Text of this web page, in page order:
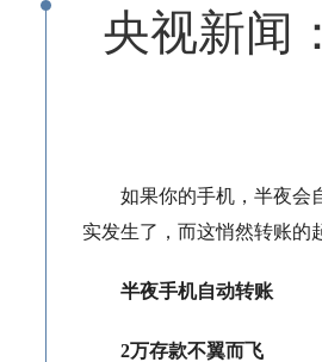
央视新闻
如果你的手机，半夜会
实发生了，而这悄然转账的
半夜手机自动转账
2万存款不翼而飞